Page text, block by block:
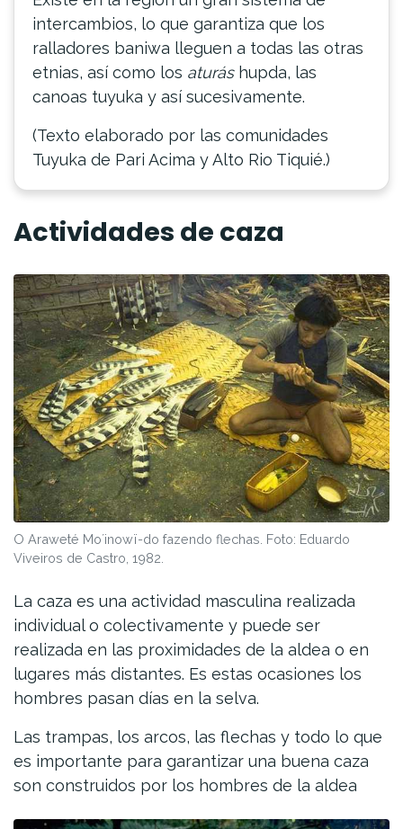
intercambios, lo que garantiza que los
ralladores baniwa lleguen a todas las otras
etnias, así como los aturáshupda, las
canoas tuyuka y así sucesivamente.
(Texto elaborado por las comunidades
Tuyuka de Pari Acima y Alto Rio Tiquié.)
Actividades de caza
O Araweté Mo´inowï-do fazendo flechas. Foto: Eduardo
Viveiros de Castro, 1982.
La caza es una actividad masculina realizada
individual o colectivamente y puede ser
realizada en las proximidades de la aldea o en
lugares más distantes. Es estas ocasiones los
hombres pasan días en la selva.
Las trampas, los arcos, las flechas y todo lo que
es importante para garantizar una buena caza
son construidos por los hombres de la aldea